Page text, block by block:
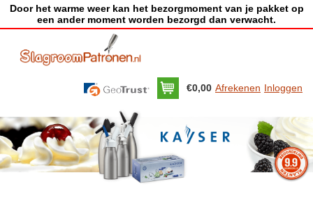
Door het warme weer kan het bezorgmoment van je pakket op
een ander moment worden bezorgd dan verwacht.
€0,00 Afrekenen Inloggen